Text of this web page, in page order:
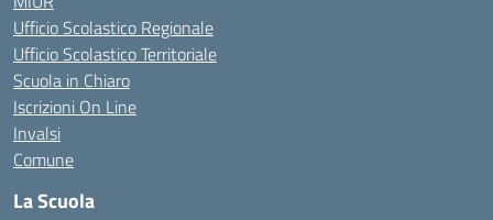
Ufficio Scolastico Regionale
Ufficio Scolastico Territoriale
Scuola in Chiaro
Iscrizioni On Line
Invalsi
Comune
La Scuola